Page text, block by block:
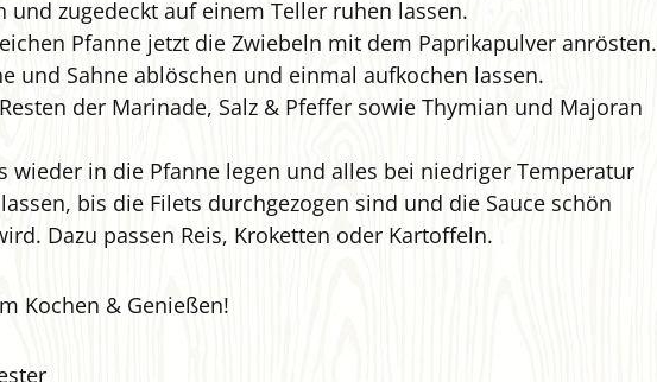
und zugedeckt auf einem Teller ruhen lassen.
Pfanne jetzt die Zwiebeln mit dem Paprikapulver anrösten.
und Sahne ablöschen und einmal aufkochen lassen.
der Marinade, Salz & Pfeffer sowie Thymian und Majoran
wieder in die Pfanne legen und alles bei niedriger Temperatur
bis die Filets durchgezogen sind und die Sauce schön
Dazu passen Reis, Kroketten oder Kartoffeln.
Kochen & Genießen!